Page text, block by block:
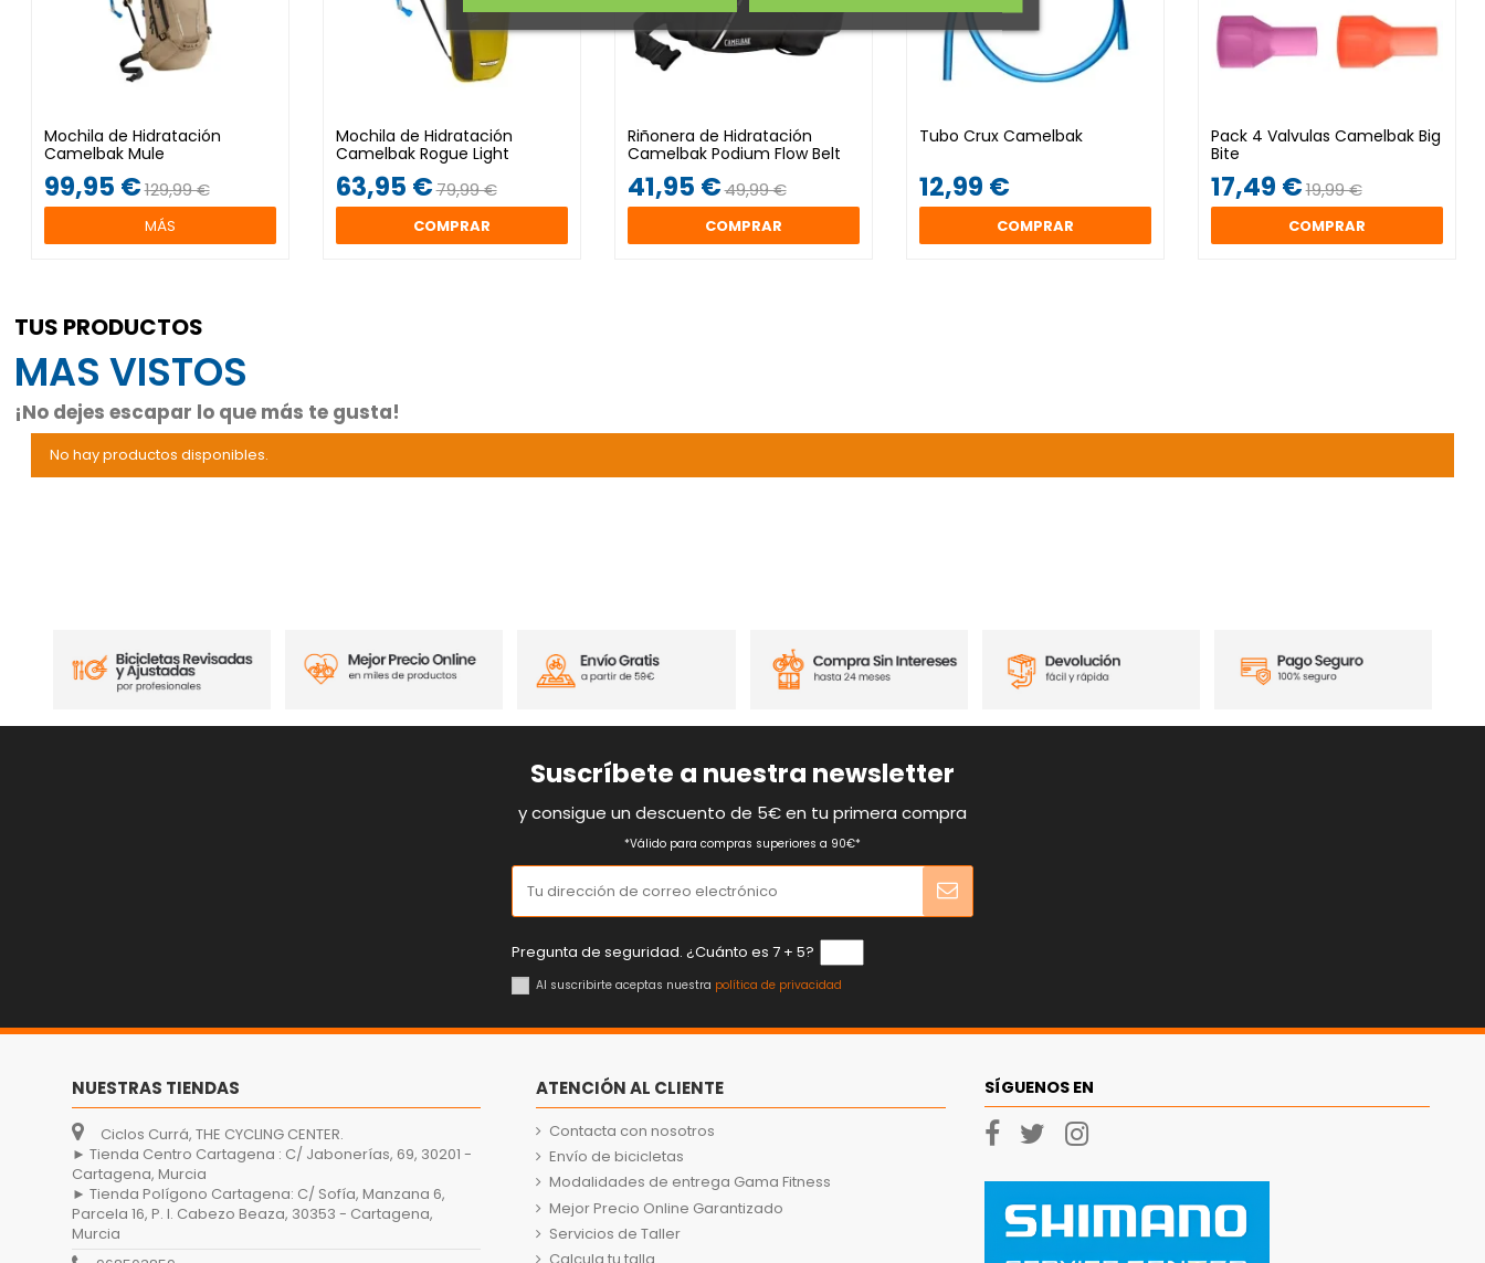
Mochila de Hidratación
Camelbak Mule
99,95 €129,99 €
MÁS
Mochila de Hidratación
Camelbak Rogue Light
63,95 €79,99 €
COMPRAR
Riñonera de Hidratación
Camelbak Podium Flow Belt
41,95 €49,99 €
COMPRAR
Tubo Crux Camelbak
12,99 €
COMPRAR
Pack 4 Valvulas Camelbak Big
Bite
17,49 €19,99 €
COMPRAR
TUS PRODUCTOS
MAS VISTOS
¡No dejes escapar lo que más te gusta!
No hay productos disponibles.
Suscríbete a nuestra newsletter
y consigue un descuento de 5€ en tu primera compra
*Válido para compras superiores a 90€*
Pregunta de seguridad. ¿Cuánto es 7 + 5?
Al suscribirte aceptas nuestra política de privacidad
NUESTRAS TIENDAS
Ciclos Currá, THE CYCLING CENTER.
► Tienda Centro Cartagena : C/ Jabonerías, 69, 30201 -
Cartagena, Murcia
► Tienda Polígono Cartagena: C/ Sofía, Manzana 6,
Parcela 16, P. I. Cabezo Beaza, 30353 - Cartagena,
Murcia
ATENCIÓN AL CLIENTE
Contacta con nosotros
Envío de bicicletas
Modalidades de entrega Gama Fitness
Mejor Precio Online Garantizado
Servicios de Taller
SÍGUENOS EN